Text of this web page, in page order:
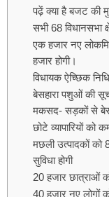
पढ़ें क्या है बजट की
सभी 68 विधानसभा
एक हजार नए
हजार होगी।
विधायक ऐच्छिक
बेसहारा पशुओं की
मकसद- सड़कों से
छोटे व्यापारियों को
मछली उत्पादकों को
सुविधा होगी
20 हजार छात्राओं
40 हजार नए लोगों